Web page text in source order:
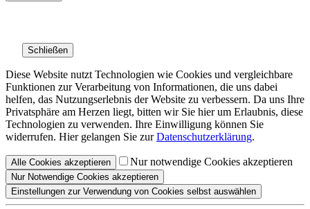
Schließen
Diese Website nutzt Technologien wie Cookies und vergleichbare
Funktionen zur Verarbeitung von Informationen, die uns dabei
helfen, das Nutzungserlebnis der Website zu verbessern. Da uns Ihre
Privatsphäre am Herzen liegt, bitten wir Sie hier um Erlaubnis, diese
Technologien zu verwenden. Ihre Einwilligung können Sie
widerrufen. Hier gelangen Sie zurDatenschutzerklärung.
Alle Cookies akzeptieren Nur notwendige Cookies akzeptieren
Nur Notwendige Cookies akzeptieren
Einstellungen zur Verwendung von Cookies selbst auswählen